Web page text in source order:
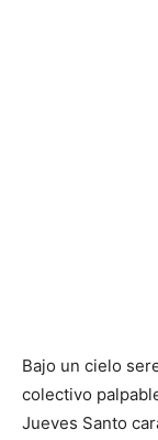
Bajo un cielo
colectivo
Jueves Santo